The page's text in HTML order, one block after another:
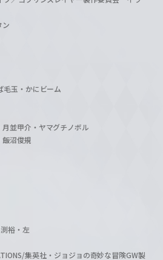
ン
玉・かにビーム
並甲介・ヤマグチノボル
沼俊規
裕・左
集英社・ジョジョの奇妙な冒険GW製